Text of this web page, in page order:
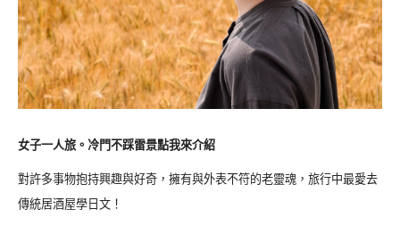
女子一人旅。冷門不踩雷景點我來介紹
對許多事物抱持興趣與好奇，擁有與外表不符的老靈魂，旅行中最愛去
傳統居酒屋學日文！